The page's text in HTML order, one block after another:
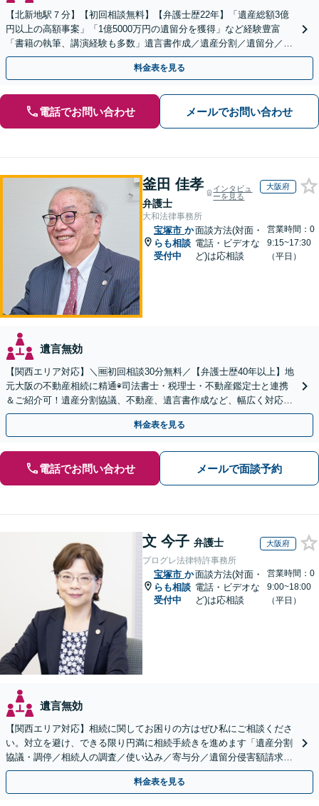
【北新地駅７分】【初回相談無料】【弁護士歴22年】「遺産総額3億
円以上の高額事案」「1億5000万円の遺留分を獲得」など経験豊富
「書籍の執筆、講演経験も多数」遺言書作成／遺産分割／遺留分／相
続放棄など【休日・夜間面談可】【完全個室対応】
料金表を見る
電話でお問い合わせ メールでお問い合わせ
釜田 佳孝
弁護士
インタビュ
ーを見る
大阪府
大和法律事務所
宝塚市 か
らも相談
受付中
面談方法(対面・
電話・ビデオな
ど)は応相談
営業時間：0
9:15~17:30
（平日）
遺言無効
【関西エリア対応】＼🆓初回相談30分無料／【弁護士歴40年以上】地
元大阪の不動産相続に精通◉司法書士・税理士・不動産鑑定士と連携
＆ご紹介可！遺産分割協議、不動産、遺言書作成など、幅広く対応し
ます。お気軽にご相談ください
料金表を見る
電話でお問い合わせ メールで面談予約
文 今子 弁護士 大阪府
プログレ法律特許事務所
宝塚市 か
らも相談
受付中
面談方法(対面・
電話・ビデオな
ど)は応相談
営業時間：0
9:00~18:00
（平日）
遺言無効
【関西エリア対応】相続に関してお困りの方はぜひ私にご相談くださ
い。対立を避け、できる限り円満に相続手続きを進めます「遺産分割
協議・調停／相続人の調査／使い込み／寄与分／遺留分侵害額請求／
相続放棄（借金の相続）／遺言書作成【休日・夜間相談可】
料金表を見る